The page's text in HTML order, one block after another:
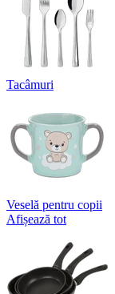
Tacâmuri
Veselă pentru copii
Afișează tot